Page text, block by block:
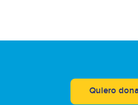
Quiero